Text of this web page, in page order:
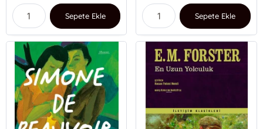
Sepete Ekle Sepete Ekle